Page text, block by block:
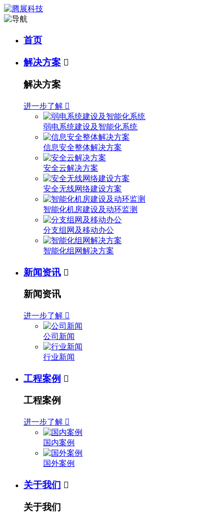
首页
解决方案 
解决方案
进一步了解 
弱电系统建设及智能化系统
信息安全整体解决方案
安全云解决方案
安全无线网络建设方案
智能化机房建设及动环监测
分支组网及移动办公
智能化组网解决方案
新闻资讯 
新闻资讯
进一步了解 
公司新闻
行业新闻
工程案例 
工程案例
进一步了解 
国内案例
国外案例
关于我们 
关于我们